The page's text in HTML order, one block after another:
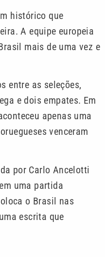
histórico que
A equipe europeia
mais de uma vez e
entre as seleções,
e dois empates. Em
apenas uma
venceram
por Carlo Ancelotti
uma partida
o Brasil nas
escrita que